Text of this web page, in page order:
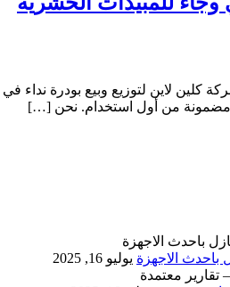
لاين لتوزيع وبيع بودرة نداء
مضمونة من أول استخدام. نحن […]
يوليو 16, 2025